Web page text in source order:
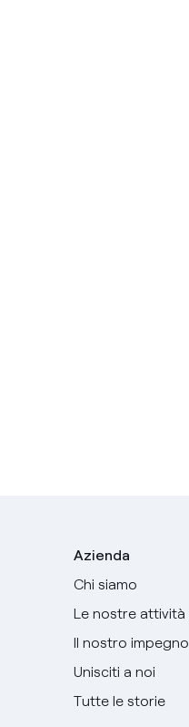
Azienda
Chi siamo
Le nostre attività
Il nostro impegno
Unisciti a noi
Tutte le storie